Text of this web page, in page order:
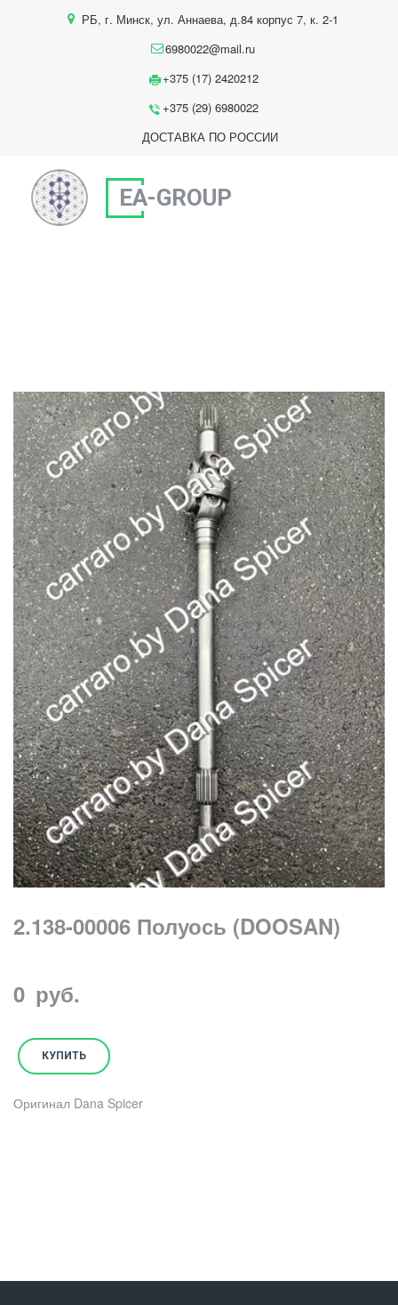
РБ, г. Минск, ул. Аннаева, д.84 корпус 7, к. 2-1
6980022@mail.ru
+375 (17) 2420212
+375 (29) 6980022
ДОСТАВКА ПО РОССИИ
EA-GROUP
2.138-00006 Полуось (DOOSAN)
0 руб.
КУПИТЬ
Оригинал Dana Spicer